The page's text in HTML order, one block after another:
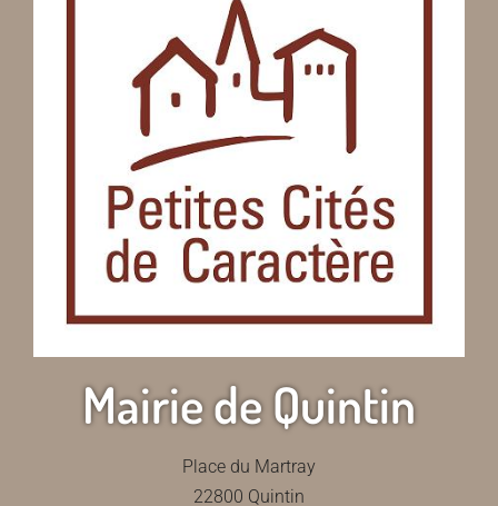
Mairie de Quintin
Place du Martray
22800 Quintin